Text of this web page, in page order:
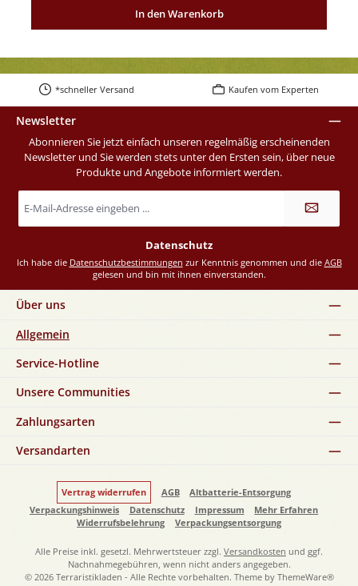
In den Warenkorb
*schneller Versand Kaufen vom Experten
Newsletter
Abonnieren Sie jetzt einfach unseren regelmäßig erscheinenden
Newsletter und Sie werden stets unter den Ersten sein, über neue
Produkte und Angebote informiert werden.
Mail-
Datenschutz
Ich habe die Datenschutzbestimmungen zur Kenntnis genommen und die AGB
gelesen und bin mit ihnen einverstanden.
Über uns
Allgemein
Service-Hotline
Unsere Communities
Zahlungsarten
Versandarten
Vertrag widerrufen AGB
Altbatterie-Entsorgung
Verpackungshinweis
Datenschutz Impressum
Mehr Erfahren
Widerrufsbelehrung
Verpackungsentsorgung
Alle Preise inkl. gesetzl. Mehrwertsteuer zzgl. Versandkosten und ggf.
Nachnahmegebühren, wenn nicht anders angegeben.
© 2026 Terraristikladen - Alle Rechte vorbehalten. Theme by ThemeWare®